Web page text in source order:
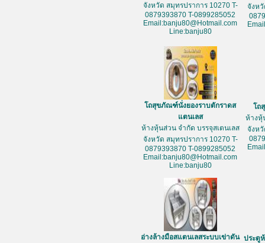
จังหวัด สมุทรปราการ 10270 T-
0879393870 T-0899285052
Email:banju80@Hotmail.com
Line:banju80
จังห
โถสุขภัณฑ์นั่งยองราบตักราดส
แตนเลส
ห้างหุ้นส่วน จำกัด บรรจุสเตนเลส
จังหวัด สมุทรปราการ 10270 T-
0879393870 T-0899285052
Email:banju80@Hotmail.com
Line:banju80
โถ
ห้างหุ้
จังห
อ่างล้างมือสแตนเลสระบบเข่าดัน ประตู